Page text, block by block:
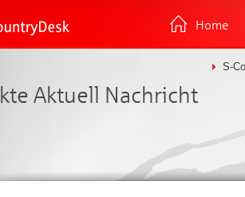
Home
S-
Aktuell Nachricht